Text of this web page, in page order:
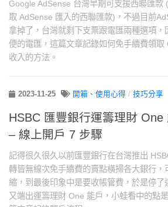
Google AdSense 台灣早期可支援西聯匯款
取 AdSense 匯入的西聯匯款)，不過目前
拿掉了，台灣就剩下支票跟電匯兩種選項
便的電匯，這篇文章記錄如何免手續費領取
收入的方法。
2023-11-25 開箱、使用心得 / 技巧分享
HSBC 匯豐銀行運籌理財 One
– 線上開戶 7 步驟
記得很久很久以前匯豐銀行在台灣推出
轉皆無線次免手續費的賣點橫掃各大銀行，
縮，到最後印象中是要收帳管費，於是停了
又端出運籌理財 One 能戶，小蛙看中的點